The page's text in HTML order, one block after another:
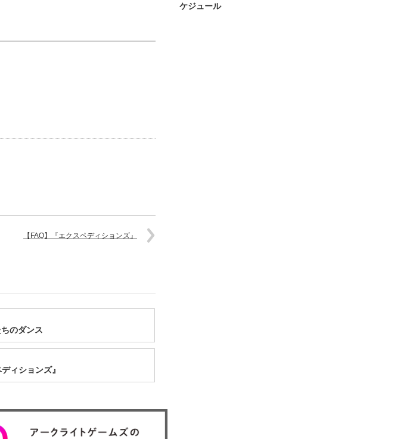
【FAQ】『エクスペディションズ』
ちのダンス
ィションズ』
ケジュール